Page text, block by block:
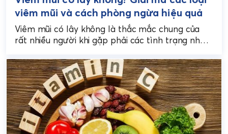
viêm mũi và cách phòng ngừa hiệu quả
Viêm mũi có lây không là thắc mắc chung của
rất nhiều người khi gặp phải các tình trạng như